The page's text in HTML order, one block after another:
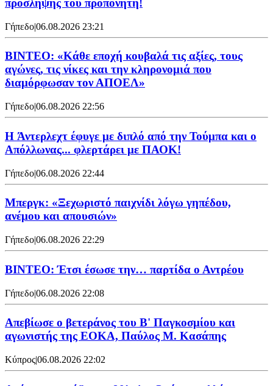
πρόσληψης του προπονητή!
Γήπεδο|06.08.2026 23:21
ΒΙΝΤΕΟ: «Κάθε εποχή κουβαλά τις αξίες, τους
αγώνες, τις νίκες και την κληρονομιά που
διαμόρφωσαν τον ΑΠΟΕΛ»
Γήπεδο|06.08.2026 22:56
H Άντερλεχτ έφυγε με διπλό από την Τούμπα και ο
Απόλλωνας... φλερτάρει με ΠΑΟΚ!
Γήπεδο|06.08.2026 22:44
Μπεργκ: «Ξεχωριστό παιχνίδι λόγω γηπέδου,
ανέμου και απουσιών»
Γήπεδο|06.08.2026 22:29
ΒΙΝΤΕΟ: Έτσι έσωσε την… παρτίδα ο Αντρέου
Γήπεδο|06.08.2026 22:08
Απεβίωσε ο βετεράνος του Β' Παγκοσμίου και
αγωνιστής της ΕΟΚΑ, Παύλος Μ. Κασάπης
Κύπρος|06.08.2026 22:02